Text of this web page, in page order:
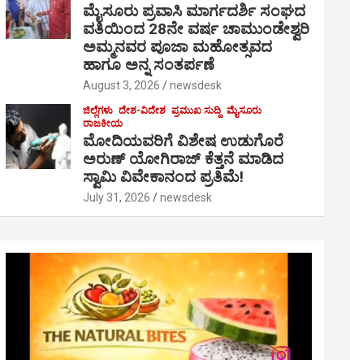
ಮೈಸೂರು ಪ್ರವಾಸಿ ಮಾರ್ಗದರ್ಶಿ ಸಂಘದ
ವತಿಯಿಂದ 28ನೇ ವರ್ಷ ಚಾಮುಂಡೇಶ್ವರಿ
ಅಮ್ಮನವರ ಪೂಜಾ ಮಹೋತ್ಸವದ
ಹಾಗೂ ಅನ್ನ ಸಂತರ್ಪಣೆ
August 3, 2026 newsdesk
ಜಿಲ್ಲೆಗಳು ದೇಶ-ವಿದೇಶ ಪ್ರಮುಖ ಸುದ್ದಿ ಮೈಸೂರು
ರಾಜಕೀಯ
ಮೋದಿಯವರಿಗೆ ವಿಶೇಷ ಉಡುಗೊರೆ
ಅರುಣ್ ಯೋಗಿರಾಜ್ ಕೆತ್ತನೆ ಮಾಡಿದ
ಸ್ವಾಮಿ ವಿವೇಕಾನಂದ ಪ್ರತಿಮೆ!
July 31, 2026 newsdesk